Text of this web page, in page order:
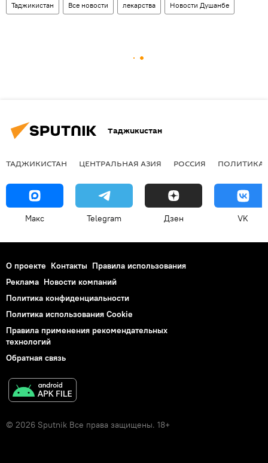
Таджикистан Все новости лекарства Новости Душанбе
Таджикистан
ТАДЖИКИСТАН ЦЕНТРАЛЬНАЯ АЗИЯ РОССИЯ ПОЛИТИКА
Макс Telegram Дзен VK
О проекте Контакты Правила использования
Реклама Новости компаний
Политика конфиденциальности
Политика использования Cookie
Правила применения рекомендательных
технологий
Обратная связь
© 2026 Sputnik Все права защищены. 18+